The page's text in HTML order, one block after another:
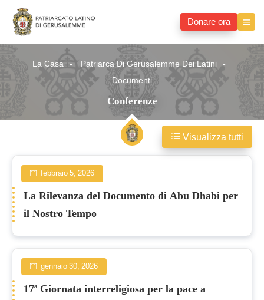
Donare ora
La Casa
Patriarca Di Gerusalemme Dei Latini
Documenti
Conferenze
Conferenze
febbraio 5, 2026
La Rilevanza del Documento di Abu Dhabi per
il Nostro Tempo
gennaio 30, 2026
17ª Giornata interreligiosa per la pace a
Visualizza tutti